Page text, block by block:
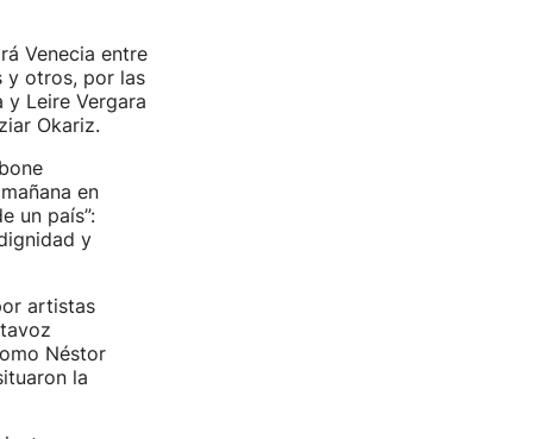
Venecia entre
y otros, por las
y Leire Vergara
Okariz.
en
un país”:
y
artistas
Néstor
la